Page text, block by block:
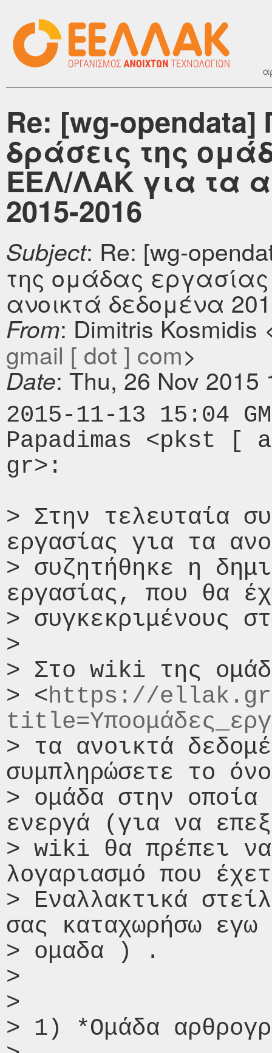
Re: [wg-opendata]
δράσεις της
ΕΕΛ/ΛΑΚ για τα
2015-2016
Subject: Re: [wg-
της ομάδας
ανοικτά δεδομένα
From: Dimitris Kosmidis
gmail [ dot ] com>
Date: Thu, 26 Nov 2015
2015-11-13 15:04
Papadimas
gr>:
> Στην τελευταία
εργασίας για τα
> συζητήθηκε η
εργασίας, που θα
> συγκεκριμένους
>
> Στο wiki της
> <https://
> τα ανοικτά
συμπληρώσετε το
> ομάδα στην οποία
ενεργά (για να
> wiki θα πρέπει
λογαριασμό που
> Εναλλακτικά
σας καταχωρήσω εγω
> ομαδα ) .
>
>
> 1) *Ομάδα